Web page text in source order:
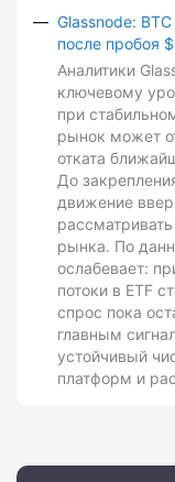
Glassnode:
после пробоя
Аналитики
ключевому
при
рынок может
отката
До
движение
рынка. По
ослабевает:
потоки в ETF
спрос пока
главным
устойчивый
платформ и